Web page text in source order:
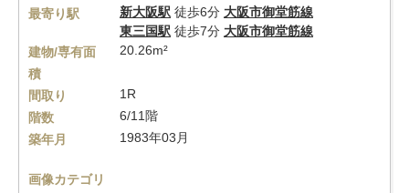
最寄り駅
新大阪駅 徒歩6分 大阪市御堂筋線
東三国駅 徒歩7分 大阪市御堂筋線
建物/専有面
積
20.26m²
間取り
1R
階数
6/11階
築年月
1983年03月
画像カテゴリ